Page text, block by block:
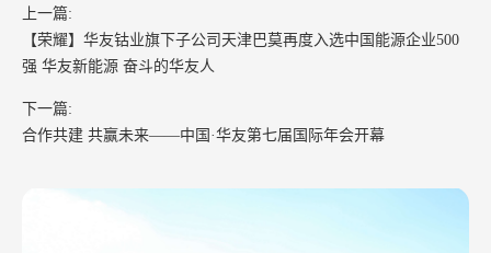
上一篇:
【荣耀】华友钴业旗下子公司天津巴莫再度入选中国能源企业500
强 华友新能源 奋斗的华友人
下一篇:
合作共建 共赢未来——中国·华友第七届国际年会开幕